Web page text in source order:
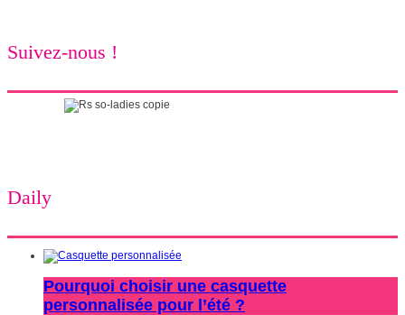
Suivez-nous !
Daily
Pourquoi choisir une casquette
personnalisée pour l’été ?